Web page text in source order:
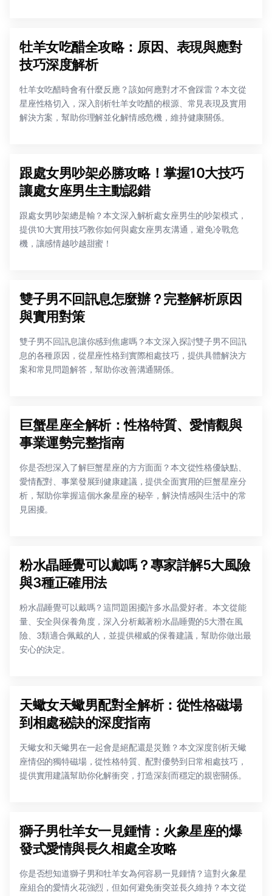
牡羊女吃醋全攻略：原因、表現與應對
技巧深度解析
牡羊女吃醋時會有什麼反應？該如何應對才不會踩雷？本文從
星座性格切入，深入剖析牡羊女吃醋的根源、常見表現及實用
解決方案，幫助你理解並化解情感危機，維持健康關係。
跟處女男吵架必勝攻略！掌握10大技巧
讓處女座男生主動認錯
跟處女男吵架總是輸？本文深入解析處女座男生的吵架模式，
提供10大實用技巧教你如何與處女座男友溝通，避免冷戰危
機，讓感情越吵越甜蜜！
雙子男不回訊息怎麼辦？完整解析原因
與實用對策
雙子男不回訊息讓你感到焦慮嗎？本文深入探討雙子男不回訊
息的各種原因，從星座性格到實際相處技巧，提供具體解決方
案和常見問題解答，幫助你改善溝通關係。
巨蟹星座全解析：性格特質、愛情觀與
事業運勢完整指南
你是否想深入了解巨蟹星座的方方面面？本文從性格優缺點、
愛情配對、事業發展到健康建議，提供全面實用的巨蟹星座分
析，幫助你掌握這個水象星座的秘辛，解決情感與生活中的常
見困擾。
粉水晶睡覺可以戴嗎？專家詳解5大風險
與3種正確用法
粉水晶睡覺可以戴嗎？這問題困擾許多水晶愛好者。本文從能
量、安全與保養角度，深入分析戴著粉水晶睡覺的5大潛在風
險、3類適合佩戴的人，並提供權威的保養建議，幫助你做出最
安心的決定。
天蠍女天蠍男配對全解析：從性格磁場
到相處秘訣的深度指南
天蠍女和天蠍男在一起會是絕配還是災難？本文深度剖析天蠍
座情侶的獨特磁場，從性格特質、配對優勢到日常相處技巧，
提供實用建議幫助你化解衝突，打造深刻而穩定的親密關係。
獅子男牡羊女一見鍾情：火象星座的爆
發式愛情與長久相處全攻略
你是否想知道獅子男和牡羊女為何容易一見鍾情？這對火象星
座組合的愛情火花強烈，但如何避免衝突並長久維持？本文從